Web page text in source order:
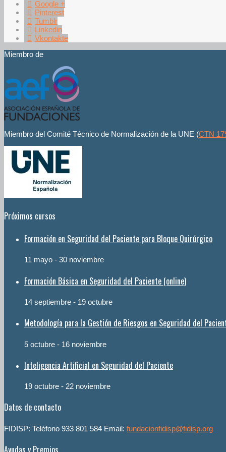
Google +
Pinterest
Tumblr
Linkedin
Vkontakte
Miembro de
Miembro del Comité Técnico de Normalización de la UNE (CTN
Próximos cursos
Formación en Seguridad del Paciente para Bloque Quirúrgico
11 mayo - 30 noviembre
Formación Básica en Seguridad del Paciente (online)
14 septiembre - 19 octubre
Metodología para la Gestión de Riesgos en Seguridad del
5 octubre - 16 noviembre
Inteligencia Artificial en Seguridad del Paciente
19 octubre - 22 noviembre
Datos de contacto
FIDISP: Teléfono 933 801 584 Email: fundacionfidisp@fidisp.org
Ayudas y Premios